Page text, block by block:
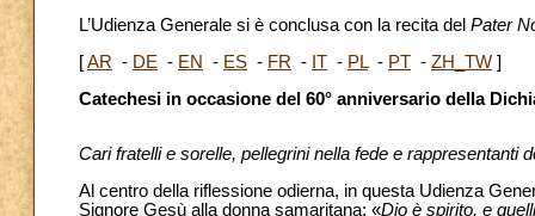
L’Udienza Generale si è conclusa con la recita del Pater
[AR - DE - EN - ES - FR - IT - PL- PT - ZH_TW ]
Catechesi in occasione del 60° anniversario della
Cari fratelli e sorelle, pellegrini nella fede e rappresentanti
Al centro della riflessione odierna, in questa Udienza
Signore Gesù alla donna samaritana: «Dio è spirito, e